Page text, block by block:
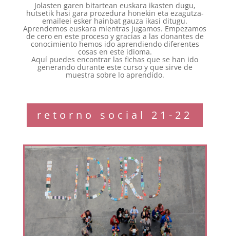
Jolasten garen bitartean euskara ikasten dugu,
hutsetik hasi gara prozedura honekin eta ezagutza-
emaileei esker hainbat gauza ikasi ditugu.
Aprendemos euskara mientras jugamos. Empezamos
de cero en este proceso y gracias a las donantes de
conocimiento hemos ido aprendiendo diferentes
cosas en este idioma.
Aquí puedes encontrar las fichas que se han ido
generando durante este curso y que sirve de
muestra sobre lo aprendido.
retorno social 21-22